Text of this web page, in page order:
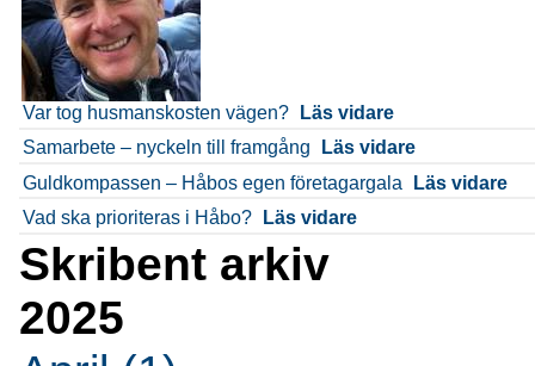
Var tog husmanskosten vägen?
Läs vidare
Samarbete – nyckeln till framgång
Läs vidare
Guldkompassen – Håbos egen företagargala
Läs vidare
Vad ska prioriteras i Håbo?
Läs vidare
Skribent arkiv
2025